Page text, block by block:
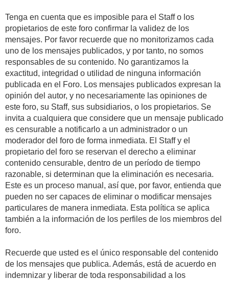
Tenga en cuenta que es imposible para el Staff o los
propietarios de este foro confirmar la validez de los
mensajes. Por favor recuerde que no monitorizamos cada
uno de los mensajes publicados, y por tanto, no somos
responsables de su contenido. No garantizamos la
exactitud, integridad o utilidad de ninguna información
publicada en el Foro. Los mensajes publicados expresan la
opinión del autor, y no necesariamente las opiniones de
este foro, su Staff, sus subsidiarios, o los propietarios. Se
invita a cualquiera que considere que un mensaje publicado
es censurable a notificarlo a un administrador o un
moderador del foro de forma inmediata. El Staff y el
propietario del foro se reservan el derecho a eliminar
contenido censurable, dentro de un período de tiempo
razonable, si determinan que la eliminación es necesaria.
Este es un proceso manual, así que, por favor, entienda que
pueden no ser capaces de eliminar o modificar mensajes
particulares de manera inmediata. Esta política se aplica
también a la información de los perfiles de los miembros del
foro.
Recuerde que usted es el único responsable del contenido
de los mensajes que publica. Además, está de acuerdo en
indemnizar y liberar de toda responsabilidad a los